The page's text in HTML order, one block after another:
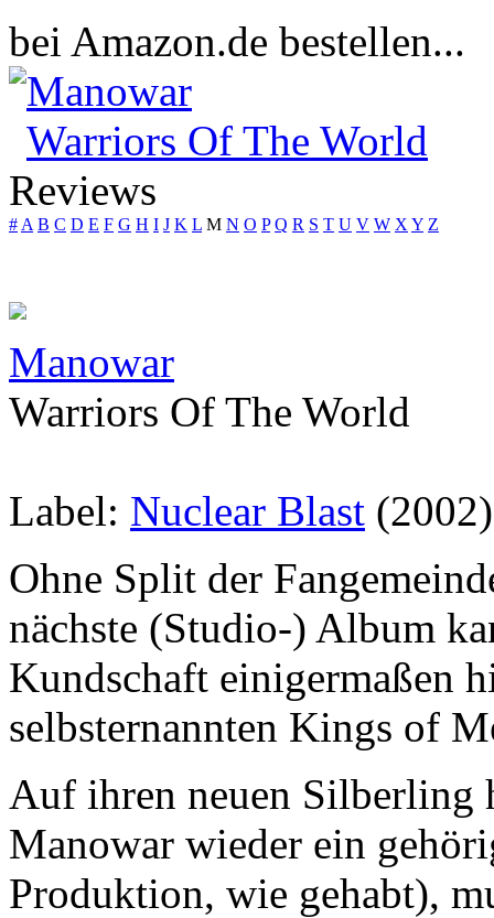
bei Amazon.de bestellen...
Manowar
Warriors Of The World
Reviews
# A B C D E F G H I J K L M N O P Q R S T U V W X Y Z
Manowar
Warriors Of The World
Label: Nuclear Blast (2002)
Ohne Split der
nächste (Studio-) Album
Kundschaft einigermaßen
selbsternannten Kings of
Auf ihren neuen Silberling
Manowar wieder ein
Produktion, wie gehabt),